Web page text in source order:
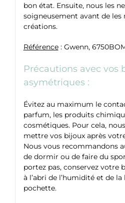
bon état. Ensuite, nous les
soigneusement avant de les
créations.
Référence: Gwenn,
Précautions avec vos
asymétriques :
Évitez au maximum le
parfum, les produits
cosmétiques. Pour cela,
mettre vos bijoux après
Nous vous recommandons
de dormir ou de faire du
portez pas, conservez votre
à l’abri de l’humidité et de
pochette.